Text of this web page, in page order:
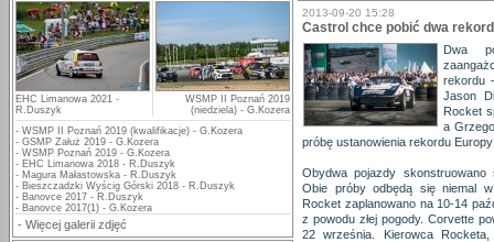
EHC Limanowa 2021 -
R.Duszyk
WSMP II Poznań 2019
(niedziela) - G.Kozera
- WSMP II Poznań 2019 (kwalifikacje) - G.Kozera
- GSMP Załuż 2019 - G.Kozera
- WSMP Poznań 2019 - G.Kozera
- EHC Limanowa 2018 - R.Duszyk
- Magura Małastowska - R.Duszyk
- Bieszczadzki Wyścig Górski 2018 - R.Duszyk
- Banovce 2017 - R.Duszyk
- Banovce 2017(1) - G.Kozera
- Więcej galerii zdjęć
2013-09-20 15:28
Castrol chce pobić dwa
Dwa
rekordu
Jason
Rocket
a
próbę ustanowienia rekordu
Obydwa pojazdy
Obie próby odbędą się niemal
Rocket zaplanowano na 10-14
z powodu złej pogody. Corvette
22 września. Kierowca